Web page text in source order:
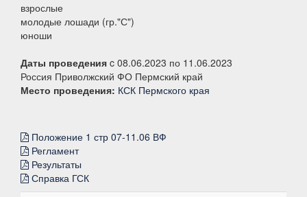
взрослые
молодые лошади (гр."С")
юноши
Даты проведения c 08.06.2023 по 11.06.2023
Россия Приволжский ФО Пермский край
Место проведения: КСК Пермского края
Положение 1 стр 07-11.06 ВФ
Регламент
Результаты
Справка ГСК